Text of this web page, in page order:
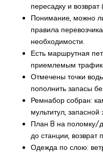
пересадку и
Понимание, можно
правила
необходимости.
Есть маршрутная
приемлемым
Отмечены точки
пополнить запасы
Ремнабор собран:
мультитул,
План B на поломку/
до станции, возврат
Одежда по слою: